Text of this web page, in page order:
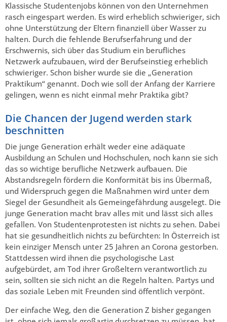
Klassische Studentenjobs können von den Unternehmen
rasch eingespart werden. Es wird erheblich schwieriger, sich
ohne Unterstützung der Eltern finanziell über Wasser zu
halten. Durch die fehlende Berufserfahrung und der
Erschwernis, sich über das Studium ein berufliches
Netzwerk aufzubauen, wird der Berufseinstieg erheblich
schwieriger. Schon bisher wurde sie die „Generation
Praktikum“ genannt. Doch wie soll der Anfang der Karriere
gelingen, wenn es nicht einmal mehr Praktika gibt?
Die Chancen der Jugend werden stark
beschnitten
Die junge Generation erhält weder eine adäquate
Ausbildung an Schulen und Hochschulen, noch kann sie sich
das so wichtige berufliche Netzwerk aufbauen. Die
Abstandsregeln fördern die Konformität bis ins Übermaß,
und Widerspruch gegen die Maßnahmen wird unter dem
Siegel der Gesundheit als Gemeingefährdung ausgelegt. Die
junge Generation macht brav alles mit und lässt sich alles
gefallen. Von Studentenprotesten ist nichts zu sehen. Dabei
hat sie gesundheitlich nichts zu befürchten: In Österreich ist
kein einziger Mensch unter 25 Jahren an Corona gestorben.
Stattdessen wird ihnen die psychologische Last
aufgebürdet, am Tod ihrer Großeltern verantwortlich zu
sein, sollten sie sich nicht an die Regeln halten. Partys und
das soziale Leben mit Freunden sind öffentlich verpönt.
Der einfache Weg, den die Generation Z bisher gegangen